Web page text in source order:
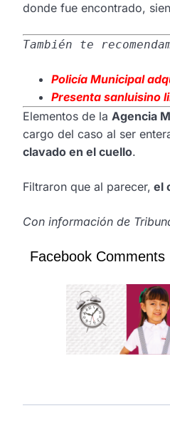
donde fue encontrado,
También te
Policía Municipal
Presenta sanluisino
Elementos de la Agencia
cargo del caso al ser
clavado en el cuello.
Filtraron que al parecer, el
Con información de
Facebook Comments